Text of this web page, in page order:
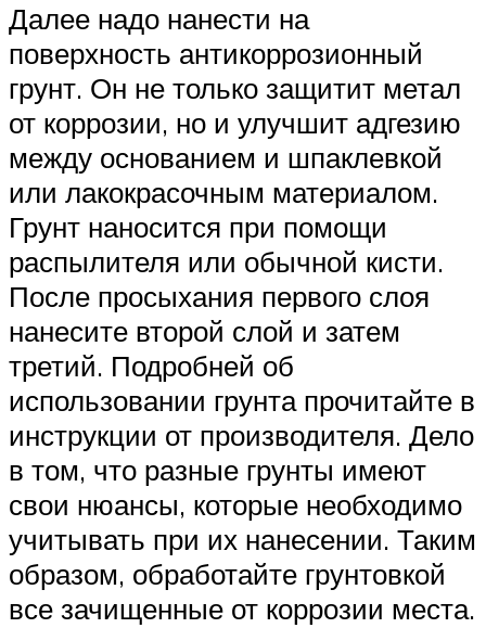
Далее надо нанести на
поверхность антикоррозионный
грунт. Он не только защитит метал
от коррозии, но и улучшит адгезию
между основанием и шпаклевкой
или лакокрасочным материалом.
Грунт наносится при помощи
распылителя или обычной кисти.
После просыхания первого слоя
нанесите второй слой и затем
третий. Подробней об
использовании грунта прочитайте в
инструкции от производителя. Дело
в том, что разные грунты имеют
свои нюансы, которые необходимо
учитывать при их нанесении. Таким
образом, обработайте грунтовкой
все зачищенные от коррозии места.